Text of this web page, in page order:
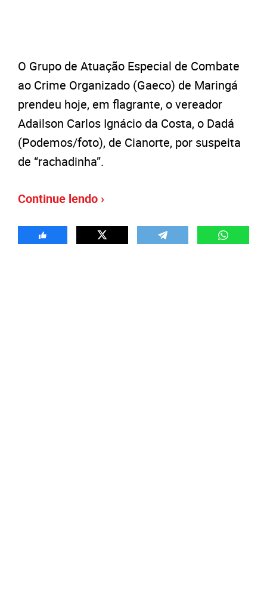
O Grupo de Atuação Especial de Combate
ao Crime Organizado (Gaeco) de Maringá
prendeu hoje, em flagrante, o vereador
Adailson Carlos Ignácio da Costa, o Dadá
(Podemos/foto), de Cianorte, por suspeita
de “rachadinha”.
Continue lendo ›